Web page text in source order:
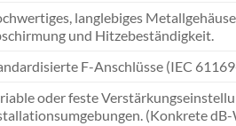
langlebiges
und Hitzebeständigkeit.
F-Anschlüsse (IEC
oder feste
(Konkrete